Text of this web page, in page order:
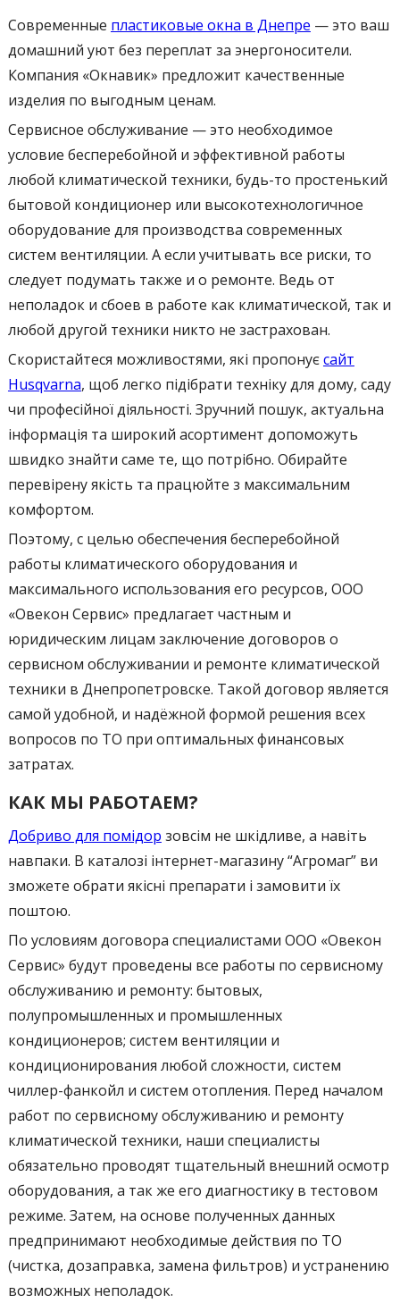
Современные пластиковые окна в Днепре — это ваш
домашний уют без переплат за энергоносители.
Компания «Окнавик» предложит качественные
изделия по выгодным ценам.
Сервисное обслуживание — это необходимое
условие бесперебойной и эффективной работы
любой климатической техники, будь-то простенький
бытовой кондиционер или высокотехнологичное
оборудование для производства современных
систем вентиляции. А если учитывать все риски, то
следует подумать также и о ремонте. Ведь от
неполадок и сбоев в работе как климатической, так и
любой другой техники никто не застрахован.
Скористайтеся можливостями, які пропонуєсайт
Husqvarna, щоб легко підібрати техніку для дому, саду
чи професійної діяльності. Зручний пошук, актуальна
інформація та широкий асортимент допоможуть
швидко знайти саме те, що потрібно. Обирайте
перевірену якість та працюйте з максимальним
комфортом.
Поэтому, с целью обеспечения бесперебойной
работы климатического оборудования и
максимального использования его ресурсов, ООО
«Овекон Сервис» предлагает частным и
юридическим лицам заключение договоров о
сервисном обслуживании и ремонте климатической
техники в Днепропетровске. Такой договор является
самой удобной, и надёжной формой решения всех
вопросов по ТО при оптимальных финансовых
затратах.
КАК МЫ РАБОТАЕМ?
Добриво для помідор зовсім не шкідливе, а навіть
навпаки. В каталозі інтернет-магазину “Агромаг” ви
зможете обрати якісні препарати і замовити їх
поштою.
По условиям договора специалистами ООО «Овекон
Сервис» будут проведены все работы по сервисному
обслуживанию и ремонту: бытовых,
полупромышленных и промышленных
кондиционеров; систем вентиляции и
кондиционирования любой сложности, систем
чиллер-фанкойл и систем отопления. Перед началом
работ по сервисному обслуживанию и ремонту
климатической техники, наши специалисты
обязательно проводят тщательный внешний осмотр
оборудования, а так же его диагностику в тестовом
режиме. Затем, на основе полученных данных
предпринимают необходимые действия по ТО
(чистка, дозаправка, замена фильтров) и устранению
возможных неполадок.